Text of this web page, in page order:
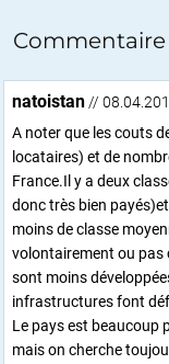
natoistan//
A noter que les couts
locataires) et de
France.Il y a deux
donc très bien
moins de classe
volontairement ou pas
sont moins
infrastructures font
Le pays est beaucoup
mais on cherche